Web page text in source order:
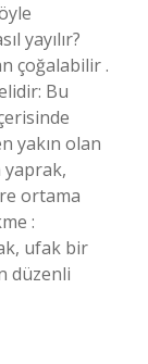
yayılır?
çoğalabilir .
Bu
yakın olan
yaprak,
ortama
:
ufak bir
düzenli